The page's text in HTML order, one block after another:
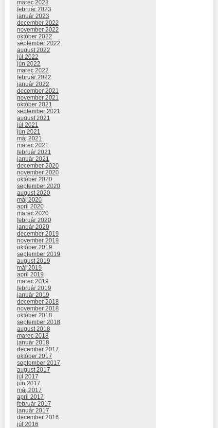
marec 2023
február 2023
január 2023
december 2022
november 2022
október 2022
september 2022
august 2022
júl 2022
jún 2022
marec 2022
február 2022
január 2022
december 2021
november 2021
október 2021
september 2021
august 2021
júl 2021
jún 2021
máj 2021
marec 2021
február 2021
január 2021
december 2020
november 2020
október 2020
september 2020
august 2020
máj 2020
apríl 2020
marec 2020
február 2020
január 2020
december 2019
november 2019
október 2019
september 2019
august 2019
máj 2019
apríl 2019
marec 2019
február 2019
január 2019
december 2018
november 2018
október 2018
september 2018
august 2018
marec 2018
január 2018
december 2017
október 2017
september 2017
august 2017
júl 2017
jún 2017
máj 2017
apríl 2017
február 2017
január 2017
december 2016
júl 2016